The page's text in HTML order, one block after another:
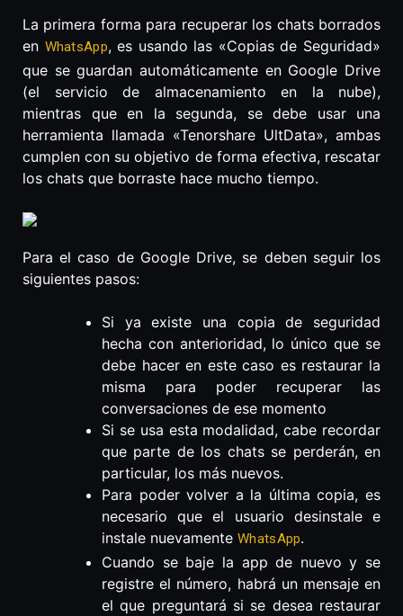
La primera forma para recuperar los chats borrados
en WhatsApp, es usando las «Copias de Seguridad»
que se guardan automáticamente en Google Drive
(el servicio de almacenamiento en la nube),
mientras que en la segunda, se debe usar una
herramienta llamada «Tenorshare UltData», ambas
cumplen con su objetivo de forma efectiva, rescatar
los chats que borraste hace mucho tiempo.
Para el caso de Google Drive, se deben seguir los
siguientes pasos:
Si ya existe una copia de seguridad
hecha con anterioridad, lo único que se
debe hacer en este caso es restaurar la
misma para poder recuperar las
conversaciones de ese momento
Si se usa esta modalidad, cabe recordar
que parte de los chats se perderán, en
particular, los más nuevos.
Para poder volver a la última copia, es
necesario que el usuario desinstale e
instale nuevamente WhatsApp.
Cuando se baje la app de nuevo y se
registre el número, habrá un mensaje en
el que preguntará si se desea restaurar